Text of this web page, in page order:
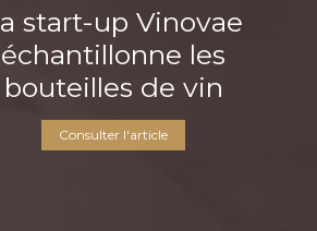
start-up Vinovae
échantillonne les
bouteilles de vin
Consulter l'article